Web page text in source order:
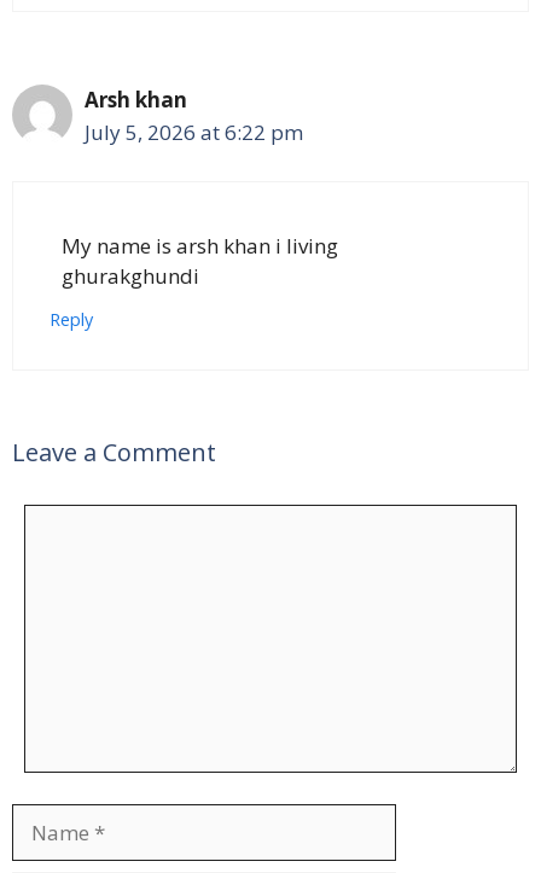
Arsh khan
July 5, 2026 at 6:22 pm
My name is arsh khan i living
ghurakghundi
Reply
Leave a Comment